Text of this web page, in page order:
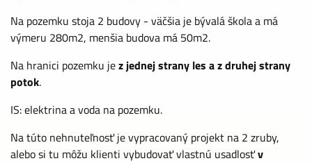
Na pozemku stoja 2 budovy - väčšia je bývalá škola a má
výmeru 280m2, menšia budova má 50m2.
Na hranici pozemku jez jednej strany les a z druhej strany
potok.
IS: elektrina a voda na pozemku.
Na túto nehnuteľnosť je vypracovaný projekt na 2 zruby,
alebo si tu môžu klienti vybudovať vlastnú usadlosťv